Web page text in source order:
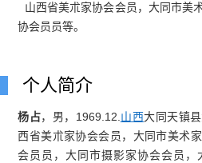
山西省美朮家协会会员，大同市美
协会员员等。
个人简介
杨占，男，1969.12.山西大同天镇
西省美朮家协会会员，大同市美术
会员员，大同市摄影家协会会员